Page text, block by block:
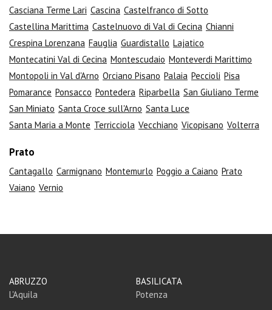
Casciana Terme Lari Cascina Castelfranco di Sotto
Castellina Marittima Castelnuovo di Val di Cecina Chianni
Crespina Lorenzana Fauglia Guardistallo Lajatico
Montecatini Val di Cecina Montescudaio Monteverdi Marittimo
Montopoli in Val d'Arno Orciano Pisano Palaia Peccioli Pisa
Pomarance Ponsacco Pontedera Riparbella San Giuliano Terme
San Miniato Santa Croce sull'Arno Santa Luce
Santa Maria a Monte Terricciola Vecchiano Vicopisano Volterra
Prato
Cantagallo Carmignano Montemurlo Poggio a Caiano Prato
Vaiano Vernio
ABRUZZO
L'Aquila
BASILICATA
Potenza